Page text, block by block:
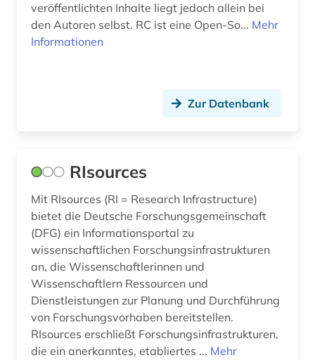
veröffentlichten Inhalte liegt jedoch allein bei
den Autoren selbst. RC ist eine Open-So... Mehr
Informationen
Zur Datenbank
RIsources
Mit RIsources (RI = Research Infrastructure)
bietet die Deutsche Forschungsgemeinschaft
(DFG) ein Informationsportal zu
wissenschaftlichen Forschungsinfrastrukturen
an, die Wissenschaftlerinnen und
Wissenschaftlern Ressourcen und
Dienstleistungen zur Planung und Durchführung
von Forschungsvorhaben bereitstellen.
RIsources erschließt Forschungsinfrastrukturen,
die ein anerkanntes, etabliertes ... Mehr